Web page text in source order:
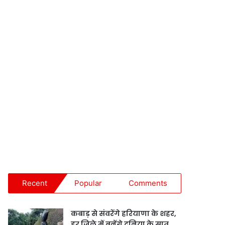
Recent Popular Comments
कबाड़ से संवरेंगे हरियाणा के शहर,